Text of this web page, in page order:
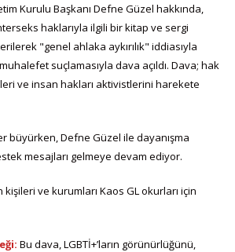
Kurulu Başkanı Defne Güzel hakkında,
haklarıyla ilgili bir kitap ve sergi
"genel ahlaka aykırılık" iddiasıyla
suçlamasıyla dava açıldı. Dava; hak
ve insan hakları aktivistlerini harekete
büyürken, Defne Güzel ile dayanışma
mesajları gelmeye devam ediyor.
ve kurumları Kaos GL okurları için
Bu dava, LGBTİ+’ların görünürlüğünü,